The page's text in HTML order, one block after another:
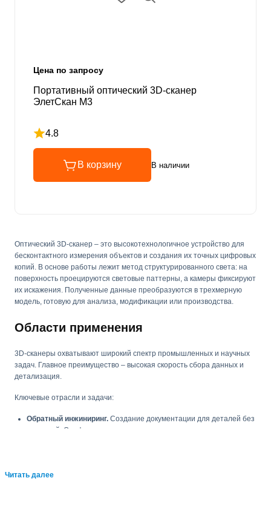
Цена по запросу
Портативный оптический 3D-сканер
ЭлетСкан M3
4.8
Рейтинг 4.8 из 5
В корзину В наличии
Оптический 3D-сканер – это высокотехнологичное устройство для
бесконтактного измерения объектов и создания их точных цифровых
копий. В основе работы лежит метод структурированного света: на
поверхность проецируются световые паттерны, а камеры фиксируют
их искажения. Полученные данные преобразуются в трехмерную
модель, готовую для анализа, модификации или производства.
Области применения
3D-сканеры охватывают широкий спектр промышленных и научных
задач. Главное преимущество – высокая скорость сбора данных и
детализация.
Ключевые отрасли и задачи:
Обратный инжиниринг. Создание документации для деталей без
чертежей. Оцифровка позволяет восстановить геометрию узла
деформаций.
Читать далее